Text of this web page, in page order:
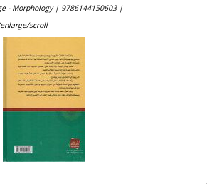
- Morphology | 9786144150603 |
scroll